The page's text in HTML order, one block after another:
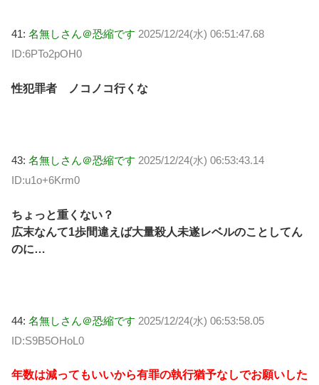
41: 名無しさん＠恐縮です 2025/12/24(水) 06:51:47.68
ID:6PTo2pOH0
性犯罪者 ノコノコ行くな
43: 名無しさん＠恐縮です 2025/12/24(水) 06:53:43.14
ID:u1o+6Krm0
ちょっと重くない？
広末なんて1歩間違えば大量殺人未遂レベルのことしてん
のに…
44: 名無しさん＠恐縮です 2025/12/24(水) 06:53:58.05
ID:S9B5OHoL0
年数は減ってもいいから有罪の執行猶予なしでお願いした